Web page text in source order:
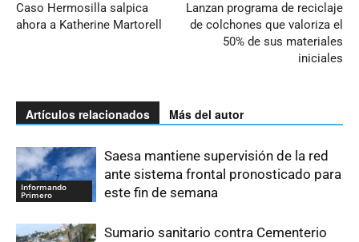
Caso Hermosilla salpica
ahora a Katherine Martorell
Lanzan programa de reciclaje
de colchones que valoriza el
50% de sus materiales
iniciales
Artículos relacionados Más del autor
Informando
Primero
Saesa mantiene supervisión de la red
ante sistema frontal pronosticado para
este fin de semana
Sumario sanitario contra Cementerio